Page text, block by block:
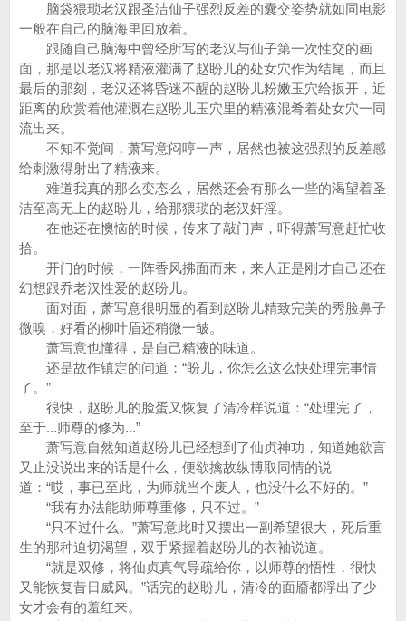
脑袋猥琐老汉跟圣洁仙子强烈反差的囊交姿势就如同电影
一般在自己的脑海里回放着。
跟随自己脑海中曾经所写的老汉与仙子第一次性交的画
面，那是以老汉将精液灌满了赵盼儿的处女穴作为结尾，而且
最后的那刻，老汉还将昏迷不醒的赵盼儿粉嫩玉穴给扳开，近
距离的欣赏着他灌溉在赵盼儿玉穴里的精液混肴着处女穴一同
流出来。
不知不觉间，萧写意闷哼一声，居然也被这强烈的反差感
给刺激得射出了精液来。
难道我真的那么变态么，居然还会有那么一些的渴望着圣
洁至高无上的赵盼儿，给那猥琐的老汉奸淫。
在他还在懊恼的时候，传来了敲门声，吓得萧写意赶忙收
拾。
开门的时候，一阵香风拂面而来，来人正是刚才自己还在
幻想跟乔老汉性爱的赵盼儿。
面对面，萧写意很明显的看到赵盼儿精致完美的秀脸鼻子
微嗅，好看的柳叶眉还稍微一皱。
萧写意也懂得，是自己精液的味道。
还是故作镇定的问道：“盼儿，你怎么这么快处理完事情
了。”
很快，赵盼儿的脸蛋又恢复了清冷样说道：“处理完了，
至于...师尊的修为...”
萧写意自然知道赵盼儿已经想到了仙贞神功，知道她欲言
又止没说出来的话是什么，便欲擒故纵博取同情的说
道：“哎，事已至此，为师就当个废人，也没什么不好的。”
“我有办法能助师尊重修，只不过。”
“只不过什么。”萧写意此时又摆出一副希望很大，死后重
生的那种迫切渴望，双手紧握着赵盼儿的衣袖说道。
“就是双修，将仙贞真气导疏给你，以师尊的悟性，很快
又能恢复昔日威风。”话完的赵盼儿，清冷的面靥都浮出了少
女才会有的羞红来。